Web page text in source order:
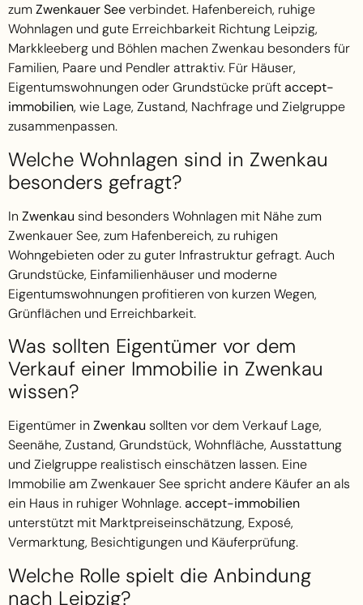
zumZwenkauer Seeverbindet. Hafenbereich, ruhige
Wohnlagen und gute Erreichbarkeit Richtung Leipzig,
Markkleeberg und Böhlen machen Zwenkau besonders für
Familien, Paare und Pendler attraktiv. Für Häuser,
Eigentumswohnungen oder Grundstücke prüftaccept-
immobilien, wie Lage, Zustand, Nachfrage und Zielgruppe
zusammenpassen.
Welche Wohnlagen sind in Zwenkau
besonders gefragt?
In Zwenkau sind besonders Wohnlagen mit Nähe zum
Zwenkauer See, zum Hafenbereich, zu ruhigen
Wohngebieten oder zu guter Infrastruktur gefragt. Auch
Grundstücke, Einfamilienhäuser und moderne
Eigentumswohnungen profitieren von kurzen Wegen,
Grünflächen und Erreichbarkeit.
Was sollten Eigentümer vor dem
Verkauf einer Immobilie in Zwenkau
wissen?
Eigentümer in Zwenkau sollten vor dem Verkauf Lage,
Seenähe, Zustand, Grundstück, Wohnfläche, Ausstattung
und Zielgruppe realistisch einschätzen lassen. Eine
Immobilie am Zwenkauer See spricht andere Käufer an als
ein Haus in ruhiger Wohnlage.accept-immobilien
unterstützt mit Marktpreiseinschätzung, Exposé,
Vermarktung, Besichtigungen und Käuferprüfung.
Welche Rolle spielt die Anbindung
nach Leipzig?